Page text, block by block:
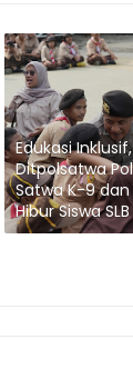
Edukasi Inklusif,
Ditpolsatwa
Satwa K-9
Hibur Siswa